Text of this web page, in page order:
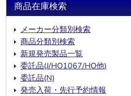
商品在庫検索
メーカー分類別検索
商品分類別検索
新規発売製品一覧
委託品(J/HO1067/HO他)
委託品(N)
発売入荷・先行予約情報